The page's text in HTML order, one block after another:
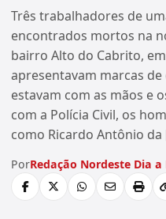
Três trabalhadores de
encontrados mortos na
bairro Alto do Cabrito,
apresentavam marcas
estavam com as mãos e
com a Polícia Civil, os
como Ricardo Antônio
PorRedação Nordeste Dia a